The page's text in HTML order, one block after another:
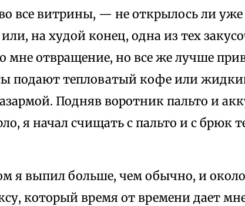
все витрины, — не открылось ли
на худой конец, одна из тех
мне отвращение, но все же лучше
подают тепловатый кофе или
Подняв воротник пальто и
я начал счищать с пальто и с
я выпил больше, чем обычно, и
который время от времени дает